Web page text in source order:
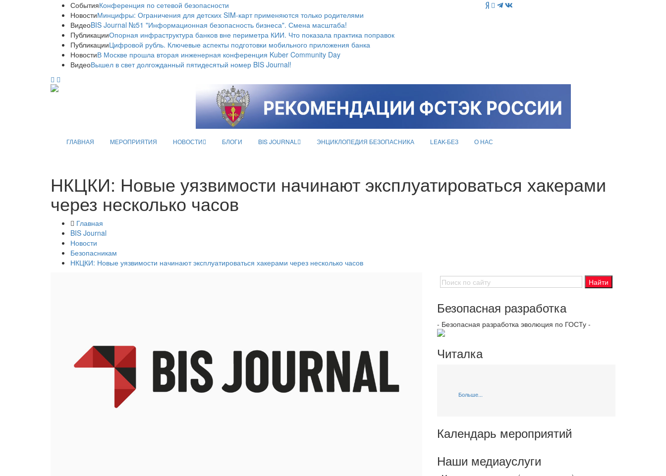
СобытияКонференция по сетевой безопасности
НовостиМинцифры: Ограничения для детских SIM-карт применяются только родителями
ВидеоBIS Journal №51 "Информационная безопасность бизнеса". Смена масштаба!
ПубликацииОпорная инфраструктура банков вне периметра КИИ. Что показала практика поправок
ПубликацииЦифровой рубль. Ключевые аспекты подготовки мобильного приложения банка
НовостиВ Москве прошла вторая инженерная конференция Kuber Community Day
ВидеоВышел в свет долгожданный пятидесятый номер BIS Journal!
ГЛАВНАЯ МЕРОПРИЯТИЯ НОВОСТИ БЛОГИ BIS JOURNAL ЭНЦИКЛОПЕДИЯ БЕЗОПАСНИКА LEAK-БЕЗ О НАС
НКЦКИ: Новые уязвимости начинают эксплуатироваться хакерами
через несколько часов
Главная
BIS Journal
Новости
Безопасникам
НКЦКИ: Новые уязвимости начинают эксплуатироваться хакерами через несколько часов
Безопасная разработка
- Безопасная разработка эволюция по ГОСТу -
Читалка
Больше...
Календарь мероприятий
Наши медиауслуги